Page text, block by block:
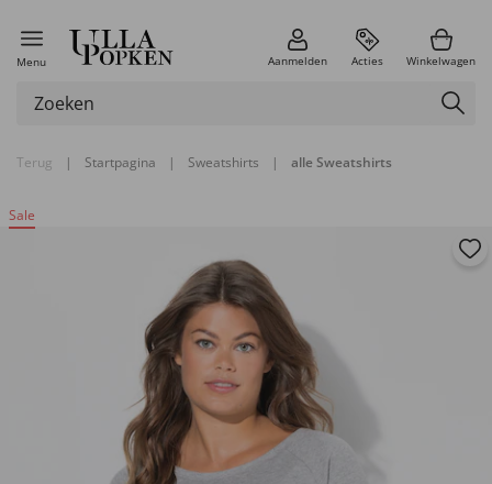
Menu Aanmelden Acties Winkelwagen
Terug | Startpagina | Sweatshirts | alle Sweatshirts
Sale